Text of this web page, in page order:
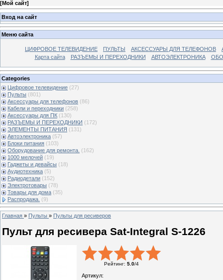
[Мой сайт]
Вход на сайт
Меню сайта
ЦИФРОВОЕ ТЕЛЕВИДЕНИЕ ПУЛЬТЫ АКСЕССУАРЫ ДЛЯ ТЕЛЕФОНОВ
Карта сайта
РАЗЪЕМЫ И ПЕРЕХОДНИКИ АВТОЭЛЕКТРОНИКА
Categories
Цифровое телевидение (27)
Пульты (801)
Аксессуары для телефонов (86)
Кабели и переходники (258)
Аксессуары для ПК (130)
РАЗЪЕМЫ И ПЕРЕХОДНИКИ (172)
ЭЛЕМЕНТЫ ПИТАНИЯ (131)
Автоэлектроника (57)
Блоки питания (103)
Оборудование для ремонта. (162)
1000 мелочей (19)
Гаджеты и девайсы (18)
Аудиотехника (5)
Радиодетали (152)
Электротовары (78)
Товары для дома (35)
Распродажа. (9)
Главная » Пульты » Пульты для ресиверов
Пульт для ресивера Sat-Integral S-1226
Рейтинг: 5.0/4
Артикул: